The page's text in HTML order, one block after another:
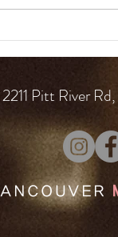
드라마 바이
2211 Pitt River
ANCOUVER